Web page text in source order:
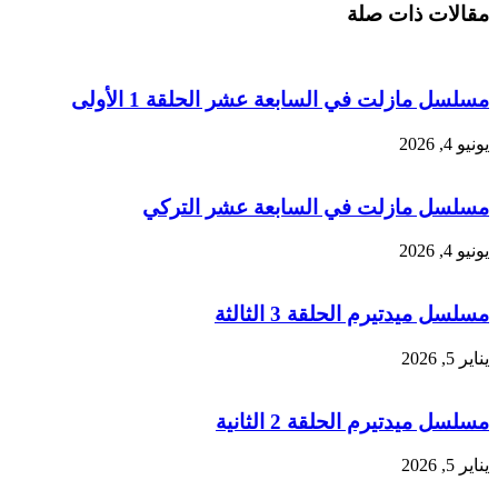
مقالات ذات صلة
مسلسل مازلت في السابعة عشر الحلقة 1 الأولى
يونيو 4, 2026
مسلسل مازلت في السابعة عشر التركي
يونيو 4, 2026
مسلسل ميدتيرم الحلقة 3 الثالثة
يناير 5, 2026
مسلسل ميدتيرم الحلقة 2 الثانية
يناير 5, 2026